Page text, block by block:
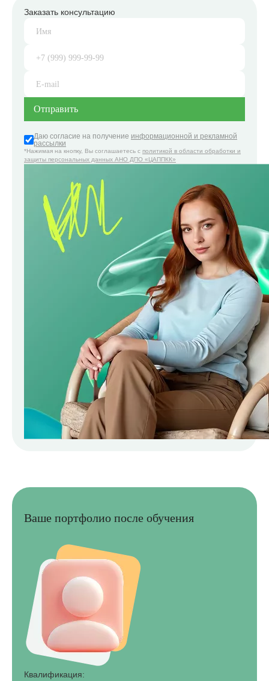
Заказать консультацию
Даю согласие на получение информационной и рекламной
рассылки
*Нажимая на кнопку, Вы соглашаетесь с политикой в области обработки и
защиты персональных данных АНО ДПО «ЦАППКК»
Ваше портфолио после обучения
Квалификация: